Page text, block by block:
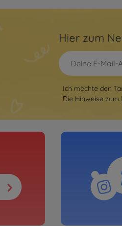
Hier zum
Ich möchte den
Die Hinweise zum